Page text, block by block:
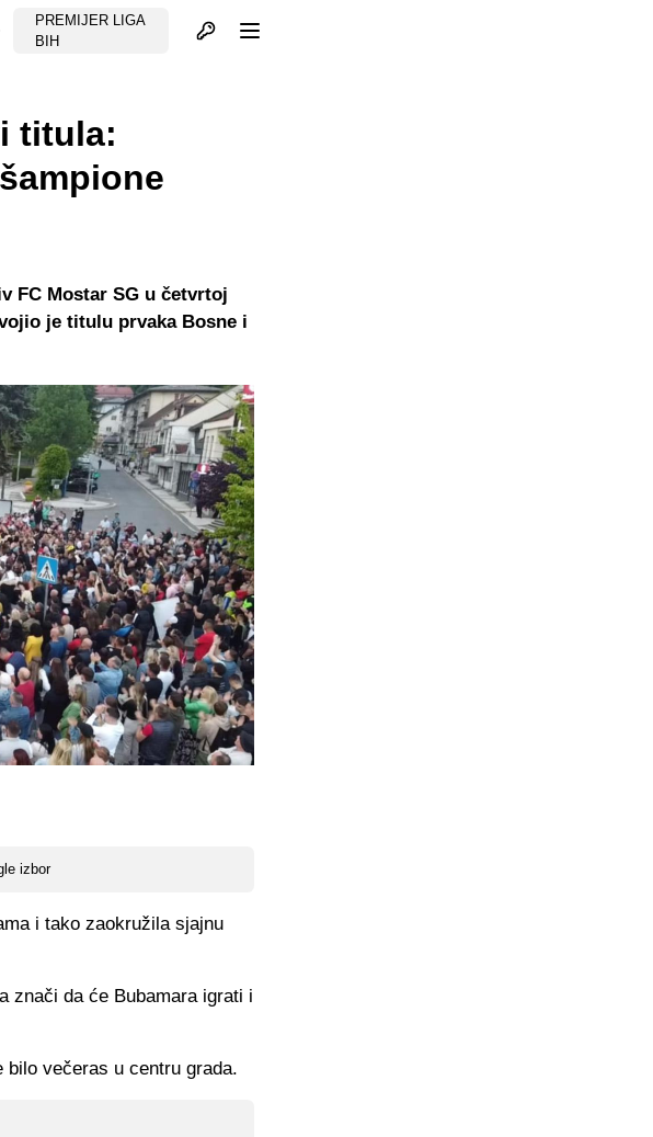
PREMIJER LIGA
BIH
Otvori profil
titula:
izbor
FC Mostar SG u četvrtoj
je titulu prvaka Bosne i
i tako zaokružila sjajnu
znači da će Bubamara igrati i
večeras u centru grada.